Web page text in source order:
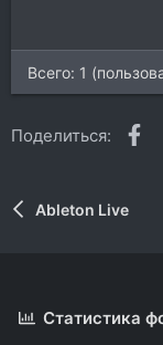
Всего: 1
Поделиться:
Ableton Live
Статистика